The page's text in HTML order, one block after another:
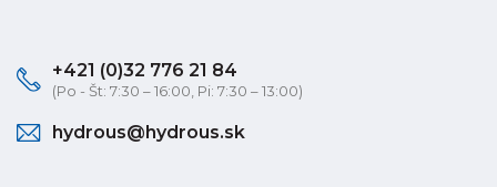
+421 (0)32 776 21 84
(Po - Št: 7:30 – 16:00, Pi: 7:30 – 13:00)
hydrous@hydrous.sk